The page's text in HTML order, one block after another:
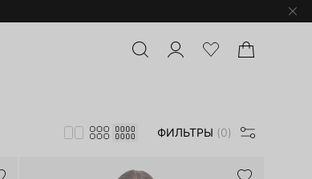
ФИЛЬТРЫ (0)